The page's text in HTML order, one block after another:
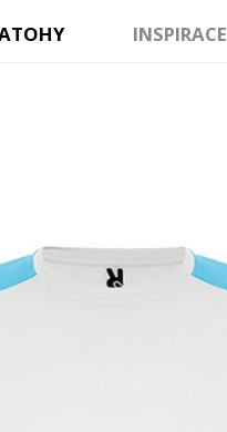
INSPIRACE